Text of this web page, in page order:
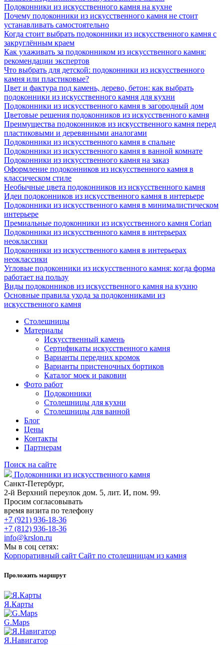
Подоконники из искусственного камня на кухне
Почему подоконники из искусственного камня не стоит
устанавливать самостоятельно
Когда стоит выбрать подоконники из искусственного камня с
закруглённым краем
Как ухаживать за подоконником из искусственного камня:
рекомендации экспертов
Что выбрать для детской: подоконники из искусственного
камня или пластиковые?
Цвет и фактура под камень, дерево, бетон: как выбрать
подоконники из искусственного камня для кухни
Подоконники из искусственного камня в загородный дом
Цветовые решения подоконников из искусственного камня
Преимущества подоконников из искусственного камня перед
пластиковыми и деревянными аналогами
Подоконники из искусственного камня в спальне
Подоконники из искусственного камня в ванной комнате
Подоконники из искусственного камня на заказ
Оформление подоконников из искусственного камня в
классическом стиле
Необычные цвета подоконников из искусственного камня
Идеи подоконников из искусственного камня в интерьере
Подоконники из искусственного камня в минималистическом
интерьере
Премиальные подоконники из искусственного камня Corian
Подоконники из искусственного камня в интерьерах
неоклассики
Подоконники из искусственного камня в интерьерах
неоклассики
Угловые подоконники из искусственного камня: когда форма
работает на пользу
Виды подоконников из искусственного камня на кухню
Основные правила ухода за подоконниками из
искусственного камня
Столешницы
Материалы
Искусственный камень
Сертификаты искусственного камня
Варианты передних кромок
Варианты пристеночных бортиков
Каталог моек и раковин
Фото работ
Подоконники
Столешницы для кухни
Столешницы для ванной
Блог
Цены
Контакты
Партнерам
Поиск на сайте
Подоконники из искусственного камня
Санкт-Петербург,
2-й Верхний переулок дом. 5, лит. И, пом. 99.
Просим согласовывать
время визита по телефону
+7 (921) 936-18-36
+7 (812) 936-18-36
info@krslon.ru
Мы в соц сетях:
Корпоративный сайт Сайт по столешницам из камня
Проложить маршрут
Я.Карты
G.Maps
Я.Навигатор